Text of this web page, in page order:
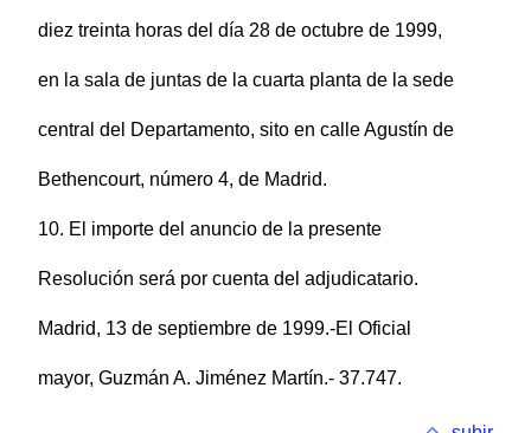
diez treinta horas del día 28 de octubre de 1999,
en la sala de juntas de la cuarta planta de la sede
central del Departamento, sito en calle Agustín de
Bethencourt, número 4, de Madrid.
10. El importe del anuncio de la presente
Resolución será por cuenta del adjudicatario.
Madrid, 13 de septiembre de 1999.-El Oficial
mayor, Guzmán A. Jiménez Martín.- 37.747.